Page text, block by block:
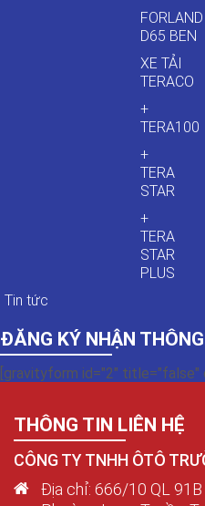
FORLAND
D65 BEN
XE TẢI
TERACO
+
TERA100
+
TERA
STAR
+
TERA
STAR
PLUS
Tin tức
ĐĂNG KÝ NHẬN
[gravityform id="2" title="false"
THÔNG TIN LIÊN HỆ
CÔNG TY TNHH ÔTÔ
Địa chỉ: 666/10 QL 91B